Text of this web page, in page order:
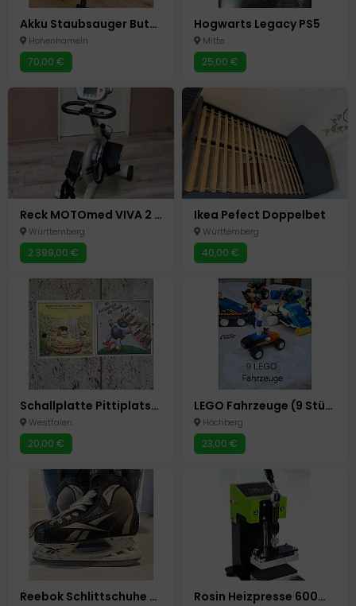
Akku Staubsauger Buture, 450 Watt, 33 KPa
Hohenhameln
70,00 €
Hogwarts Legacy PS5
Mitte
25,00 €
Reck MOTOmed VIVA 2 wie NEU Parkinson.
Württemberg
2.399,00 €
Ikea Pefect Doppelbet
Württemberg
40,00 €
Schallplatte Pittiplatsch singel
Westfalen
20,00 €
LEGO Fahrzeuge (9 Stück)
Höchberg
23,00 €
Reebok Schlittschuhe Gr. 36. Rosin Heizpresse 600W – 1 Tonne Druck – 6x12 cm Doppelheizplatte